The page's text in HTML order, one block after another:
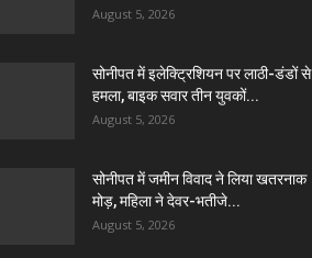
August 5, 2026
सोनीपत में इलेक्ट्रिशियन पर लाठी-डंडों से
हमला, बाइक सवार तीन युवकों...
August 5, 2026
सोनीपत में जमीन विवाद ने लिया खतरनाक
मोड़, महिला ने देवर-भतीजे...
August 5, 2026